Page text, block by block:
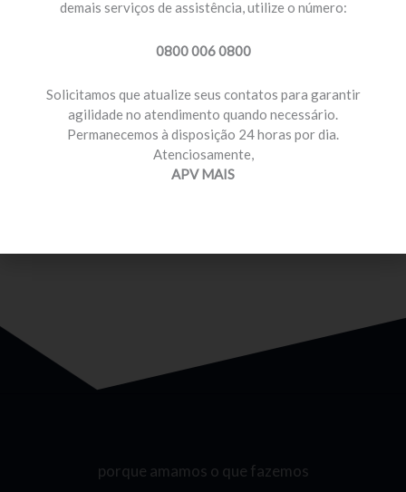
MOTORISTA PROFISSIONAL
Temos planos e preços com diferenciais para você
porque amamos o que fazemos
demais serviços de assistência, utilize o número:
0800 006 0800
Solicitamos que atualize seus contatos para garantir
agilidade no atendimento quando necessário.
Permanecemos à disposição 24 horas por dia.
Atenciosamente,
APV MAIS